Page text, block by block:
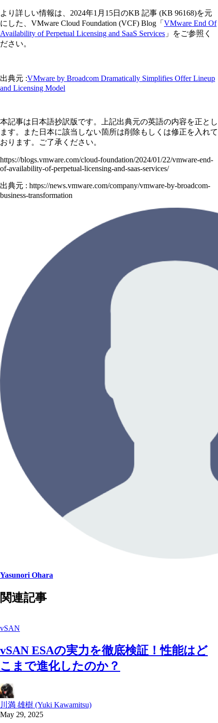
より詳しい情報は、2024年1月15日のKB 記事 (KB 96168)を元
にした、VMware Cloud Foundation (VCF) Blog「 VMware End Of
Availability of Perpetual Licensing and SaaS Services 」をご参照く
ださい。
出典元 :VMware by Broadcom Dramatically Simplifies Offer Lineup
and Licensing Model
本記事は日本語抄訳版です。上記出典元の英語の内容を正とし
ます。また日本に該当しない箇所は削除もしくは修正を入れて
おります。ご了承ください。
https://blogs.vmware.com/cloud-foundation/2024/01/22/vmware-end-
of-availability-of-perpetual-licensing-and-saas-services/
出典元 : https://news.vmware.com/company/vmware-by-broadcom-
business-transformation
Yasunori Ohara
関連記事
vSAN
vSAN ESAの実力を徹底検証！性能はど
こまで進化したのか？
川満 雄樹 (Yuki Kawamitsu)
May 29, 2025